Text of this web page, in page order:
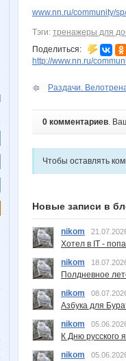
www.nn.ru/community/
Тэги: тренажеры для
Поделиться:
http://www.nn.ru/
Раздачи.
0 комментариев.
Чтобы оставлять
Новые записи в
nikom
Хотел в IT -
nikom
Полдневное
nikom
Азбука для
nikom
К Дню русского
nikom